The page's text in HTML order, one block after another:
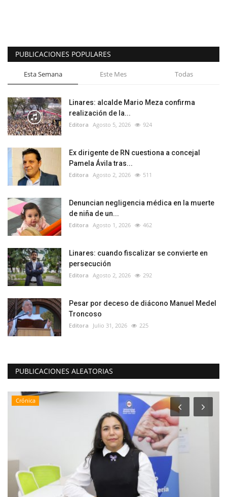
PUBLICACIONES POPULARES
Esta Semana Este Mes Todas
Linares: alcalde Mario Meza confirma
realización de la...
Editora Agosto 5, 2026 924
Ex dirigente de RN cuestiona a concejal
Pamela Ávila tras...
Editora Agosto 2, 2026 511
Denuncian negligencia médica en la muerte
de niña de un...
Editora Agosto 1, 2026 462
Linares: cuando fiscalizar se convierte en
persecución
Editora Agosto 2, 2026 292
Pesar por deceso de diácono Manuel Medel
Troncoso
Editora Julio 31, 2026 225
PUBLICACIONES ALEATORIAS
Deporte